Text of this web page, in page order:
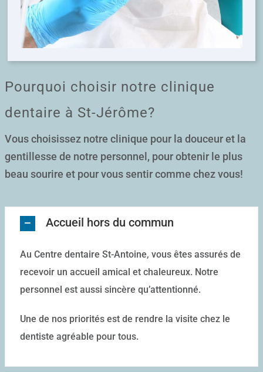
Pourquoi choisir notre clinique
dentaire à St-Jérôme?
Vous choisissez notre clinique pour la douceur et la
gentillesse de notre personnel, pour obtenir le plus
beau sourire et pour vous sentir comme chez vous!
Accueil hors du commun
Au Centre dentaire St-Antoine, vous êtes assurés de
recevoir un accueil amical et chaleureux. Notre
personnel est aussi sincère qu’attentionné.
Une de nos priorités est de rendre la visite chez le
dentiste agréable pour tous.